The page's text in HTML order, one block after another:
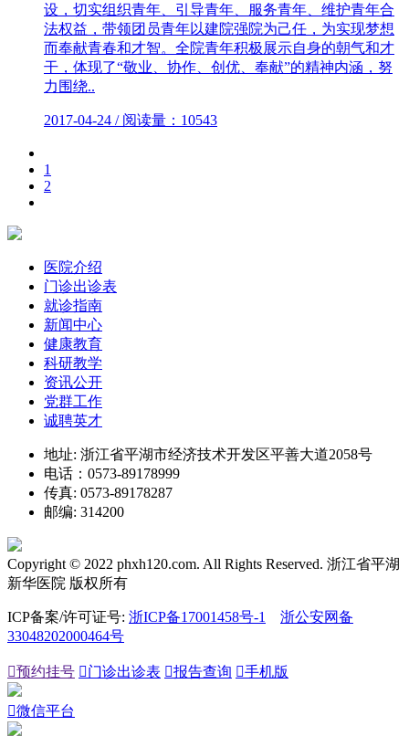
设，切实组织青年、引导青年、服务青年、维护青年合
法权益，带领团员青年以建院强院为己任，为实现梦想
而奉献青春和才智。全院青年积极展示自身的朝气和才
干，体现了“敬业、协作、创优、奉献”的精神内涵，努
力围绕..
2017-04-24 / 阅读量：10543
1
2
医院介绍
门诊出诊表
就诊指南
新闻中心
健康教育
科研教学
资讯公开
党群工作
诚聘英才
地址: 浙江省平湖市经济技术开发区平善大道2058号
电话：0573-89178999
传真: 0573-89178287
邮编: 314200
Copyright © 2022 phxh120.com. All Rights Reserved. 浙江省平湖
新华医院 版权所有
ICP备案/许可证号: 浙ICP备17001458号-1
浙公安网备
33048202000464号
预约挂号 门诊出诊表 报告查询 手机版
微信平台